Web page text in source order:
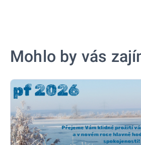
Mohlo by vás